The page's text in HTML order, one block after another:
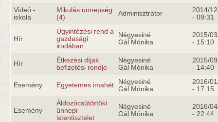
Videó -
iskola
Mikulás ünnepség
(4)
Adminisztrátor
2014/
- 09:31
Hír
Ügyintézési rend a
gazdasági
irodában
Négyesiné
Gál Mónika
2015/
- 15:10
Hír
Étkezési díjak
befizetési rendje
Négyesiné
Gál Mónika
2015/
- 14:40
Esemény Egyetemes imahét
Négyesiné
Gál Mónika
2016/
- 17:15
Esemény
Áldozócsütörtöki
ünnepi
istentisztelet
Négyesiné
Gál Mónika
2016/
- 22:44